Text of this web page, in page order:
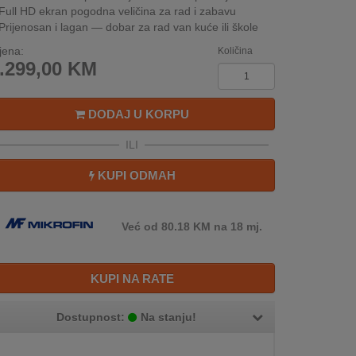
HD ekran pogodna veličina za rad i zabavu
i lagan — dobar za rad van kuće ili škole
KM
Količina
DODAJ U KORPU
ILI
KUPI ODMAH
Već od 80.18 KM na 18 mj.
KUPI NA RATE
Dostupnost: Na stanju!